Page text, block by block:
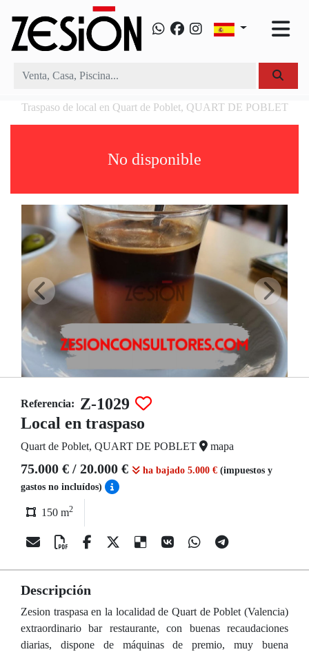
Traspaso de local en Quart de Poblet, QUART DE POBLET
No disponible
Referencia: Z-1029
Local en traspaso
Quart de Poblet, QUART DE POBLET mapa
75.000 € / 20.000 € ha bajado 5.000 € (impuestos y
gastos no incluídos)
150 m2
Descripción
Zesion traspasa en la localidad de Quart de Poblet (Valencia)
extraordinario bar restaurante, con buenas recaudaciones
diarias, dispone de máquinas de premio, muy buena